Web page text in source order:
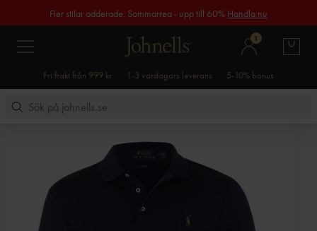
Fler stilar adderade. Sommarrea - upp till 60% Handla nu
1
Fri frakt från 999 kr 1-3 vardagars leverans 5-10% bonus